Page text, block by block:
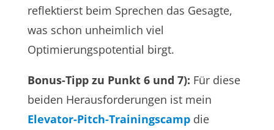
reflektierst beim Sprechen das Gesagte,
was schon unheimlich viel
Optimierungspotential birgt.
Bonus-Tipp zu Punkt 6 und 7): Für diese
beiden Herausforderungen ist mein
Elevator-Pitch-Trainingscamp die